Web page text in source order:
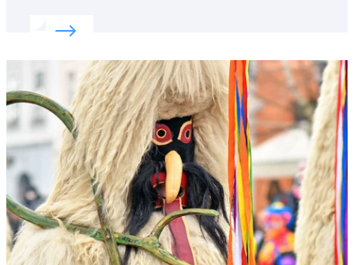
Read more about:
Featured
image